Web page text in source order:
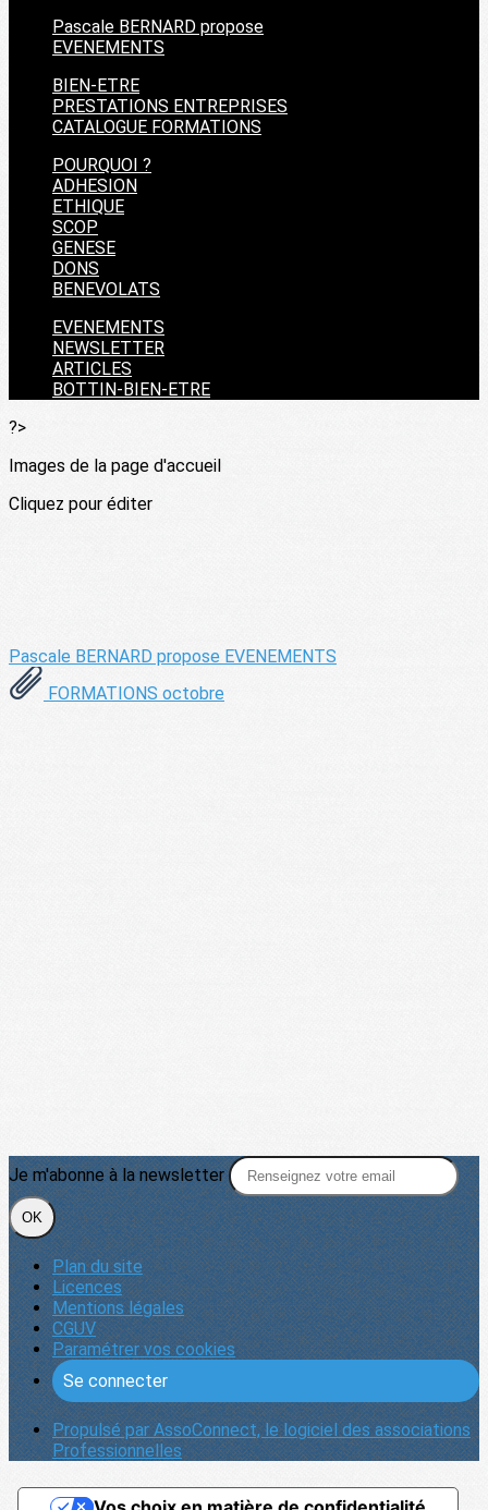
Pascale BERNARD propose
EVENEMENTS
BIEN-ETRE
PRESTATIONS ENTREPRISES
CATALOGUE FORMATIONS
POURQUOI ?
ADHESION
ETHIQUE
SCOP
GENESE
DONS
BENEVOLATS
EVENEMENTS
NEWSLETTER
ARTICLES
BOTTIN-BIEN-ETRE
?>
Images de la page d'accueil
Cliquez pour éditer
Pascale BERNARD propose EVENEMENTS
FORMATIONS octobre
Je m'abonne à la newsletter
OK
Plan du site
Licences
Mentions légales
CGUV
Paramétrer vos cookies
Se connecter
Propulsé par AssoConnect, le logiciel des associations
Professionnelles